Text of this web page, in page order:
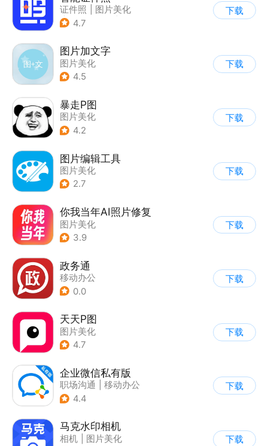
证件照
图片美化
| AI图像处理
4.7
下载
图片加文字
图片美化
4.5
下载
暴走P图
图片美化
4.2
下载
图片编辑工具
图片美化
2.7
下载
你我当年AI照片修复
图片美化
3.9
下载
政务通
移动办公
0.0
下载
天天P图
图片美化
4.7
下载
企业微信私有版
职场沟通
移动办公
4.4
下载
马克水印相机
相机
图片美化
下载